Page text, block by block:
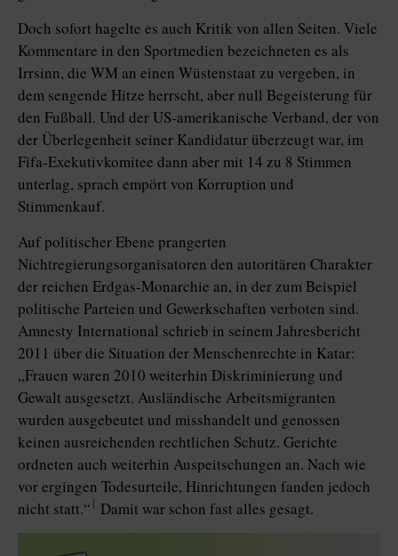
Doch sofort hagelte es auch Kritik von allen Seiten. Viele
Kommentare in den Sportmedien bezeichneten es als
Irrsinn, die WM an einen Wüstenstaat zu vergeben, in
dem sengende Hitze herrscht, aber null Begeisterung für
den Fußball. Und der US-amerikanische Verband, der von
der Überlegenheit seiner Kandidatur überzeugt war, im
Fifa-Exekutivkomitee dann aber mit 14 zu 8 Stimmen
unterlag, sprach empört von Korruption und
Stimmenkauf.
Auf politischer Ebene prangerten
Nichtregierungsorganisatoren den autoritären Charakter
der reichen Erdgas-Monarchie an, in der zum Beispiel
politische Parteien und Gewerkschaften verboten sind.
Amnesty International schrieb in seinem Jahresbericht
2011 über die Situation der Menschenrechte in Katar:
„Frauen waren 2010 weiterhin Diskriminierung und
Gewalt ausgesetzt. Ausländische Arbeitsmigranten
wurden ausgebeutet und misshandelt und genossen
keinen ausreichenden rechtlichen Schutz. Gerichte
ordneten auch weiterhin Auspeitschungen an. Nach wie
vor ergingen Todesurteile, Hinrichtungen fanden jedoch
nicht statt.“ 1 Damit war schon fast alles gesagt.